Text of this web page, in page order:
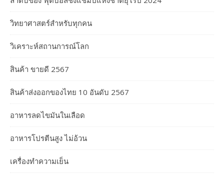
วิทยาศาสตร์สำหรับทุกคน
วิเคราะห์สถานการณ์โลก
สินค้า ขายดี 2567
สินค้าส่งออกของไทย 10 อันดับ 2567
อาหารลดไขมันในเลือด
อาหารโปรตีนสูง ไม่อ้วน
เครื่องทำความเย็น